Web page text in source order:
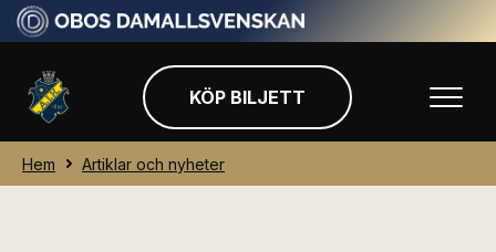
KÖP BILJETT
Hem Artiklar och nyheter